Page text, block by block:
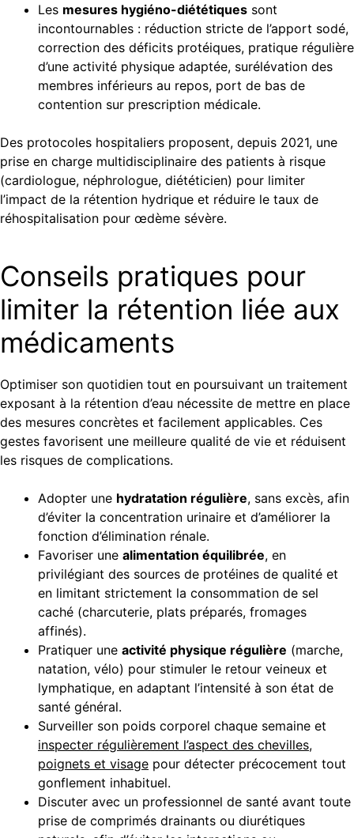
Les mesures hygiéno-diététiques sont
incontournables : réduction stricte de l’apport sodé,
correction des déficits protéiques, pratique régulière
d’une activité physique adaptée, surélévation des
membres inférieurs au repos, port de bas de
contention sur prescription médicale.
Des protocoles hospitaliers proposent, depuis 2021, une
prise en charge multidisciplinaire des patients à risque
(cardiologue, néphrologue, diététicien) pour limiter
l’impact de la rétention hydrique et réduire le taux de
réhospitalisation pour œdème sévère.
Conseils pratiques pour
limiter la rétention liée aux
médicaments
Optimiser son quotidien tout en poursuivant un traitement
exposant à la rétention d’eau nécessite de mettre en place
des mesures concrètes et facilement applicables. Ces
gestes favorisent une meilleure qualité de vie et réduisent
les risques de complications.
Adopter une hydratation régulière, sans excès, afin
d’éviter la concentration urinaire et d’améliorer la
fonction d’élimination rénale.
Favoriser une alimentation équilibrée, en
privilégiant des sources de protéines de qualité et
en limitant strictement la consommation de sel
caché (charcuterie, plats préparés, fromages
affinés).
Pratiquer une activité physique régulière (marche,
natation, vélo) pour stimuler le retour veineux et
lymphatique, en adaptant l’intensité à son état de
santé général.
Surveiller son poids corporel chaque semaine et
inspecter régulièrement l’aspect des chevilles,
poignets et visage pour détecter précocement tout
gonflement inhabituel.
Discuter avec un professionnel de santé avant toute
prise de comprimés drainants ou diurétiques